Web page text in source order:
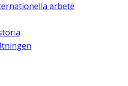
arbete